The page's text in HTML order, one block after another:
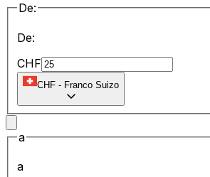
De:
De:
CHF
CHF - Franco Suizo
a
a